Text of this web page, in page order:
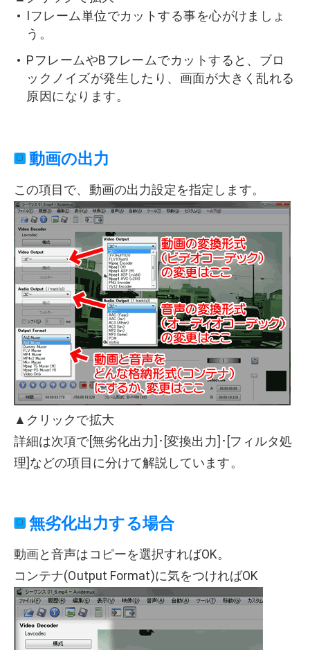
Iフレーム単位でカットする事を心がけましょ
う。
PフレームやBフレームでカットすると、ブロ
ックノイズが発生したり、画面が大きく乱れる
原因になります。
動画の出力
この項目で、動画の出力設定を指定します。
▲クリックで拡大
詳細は次項で[無劣化出力]･[変換出力]･[フィルタ処
理]などの項目に分けて解説しています。
無劣化出力する場合
動画と音声はコピーを選択すればOK。
コンテナ(Output Format)に気をつければOK